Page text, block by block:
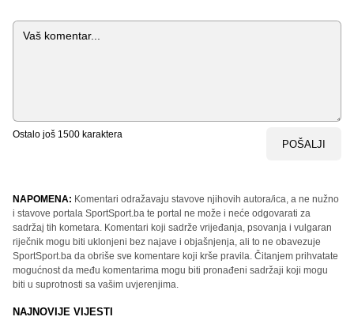
Komentar
Ostalo još 1500 karaktera
POŠALJI
NAPOMENA: Komentari odražavaju stavove njihovih autora/ica, a ne nužno
i stavove portala SportSport.ba te portal ne može i neće odgovarati za
sadržaj tih kometara. Komentari koji sadrže vrijeđanja, psovanja i vulgaran
riječnik mogu biti uklonjeni bez najave i objašnjenja, ali to ne obavezuje
SportSport.ba da obriše sve komentare koji krše pravila. Čitanjem prihvatate
mogućnost da među komentarima mogu biti pronađeni sadržaji koji mogu
biti u suprotnosti sa vašim uvjerenjima.
NAJNOVIJE VIJESTI